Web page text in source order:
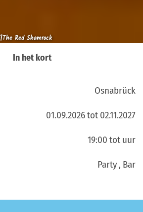
Red Shamrock
In het kort
Osnabrück
01.09.2026 tot 02.11.2027
19:00 tot uur
Party , Bar